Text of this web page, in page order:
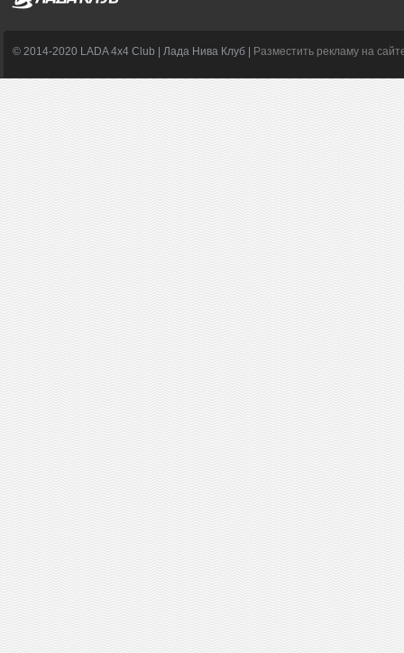
© 2014-2020 LADA 4x4 Club | Лада Нива Клуб | Разместить рекламу на